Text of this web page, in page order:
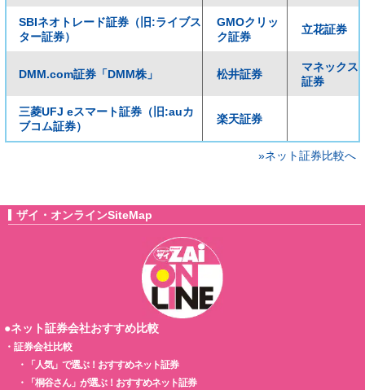
SBIネオトレード証券（旧:ライブス
ター証券）
GMOクリッ
ク証券
立花証券
DMM.com証券「DMM株」 松井証券
マネックス
証券
三菱UFJ eスマート証券（旧:auカ
ブコム証券）
楽天証券
»ネット証券比較へ
ザイ・オンラインSiteMap
●ネット証券会社おすすめ比較
・ 証券会社比較
・
「人気」で選ぶ！おすすめネット証券
・
「桐谷さん」が選ぶ！おすすめネット証券